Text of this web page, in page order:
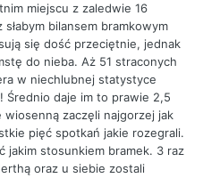
miejscu z zaledwie 16
bilansem bramkowym
się dość przeciętnie, jednak
do nieba. Aż 51 straconych
w niechlubnej statystyce
Średnio daje im to prawie 2,5
zaczęli najgorzej jak
pięć spotkań jakie rozegrali.
jakim stosunkiem bramek. 3 raz
oraz u siebie zostali